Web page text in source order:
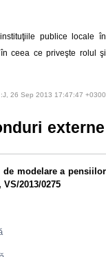
publice locale în
ceea ce priveşte rolul şi
:J, 26 Sep 2013 17:47:47 +0300
externe
modelare a pensiilor
2013/0275